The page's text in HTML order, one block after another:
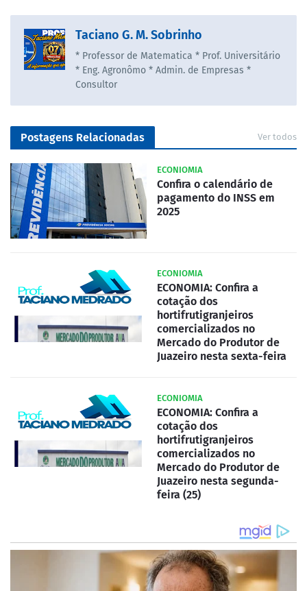
Taciano G. M. Sobrinho
* Professor de Matematica * Prof. Universitário
* Eng. Agronômo * Admin. de Empresas *
Consultor
Postagens Relacionadas Ver todos
ECONIOMIA
Confira o calendário de
pagamento do INSS em
2025
ECONIOMIA
ECONOMIA: Confira a
cotação dos
hortifrutigranjeiros
comercializados no
Mercado do Produtor de
Juazeiro nesta sexta-feira
ECONIOMIA
ECONOMIA: Confira a
cotação dos
hortifrutigranjeiros
comercializados no
Mercado do Produtor de
Juazeiro nesta segunda-
feira (25)